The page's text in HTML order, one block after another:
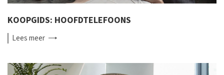
KOOPGIDS: HOOFDTELEFOONS
Leesmeer